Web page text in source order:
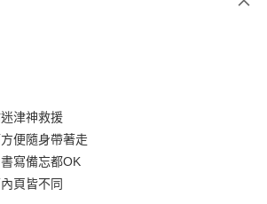
台北富邦商業銀行
彰化商業銀行
NT$8
NT$4
津神救援
便隨身帶著走
寫備忘都OK
頁皆不同